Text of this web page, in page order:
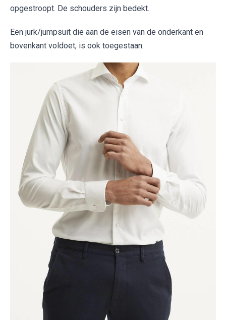
opgestroopt. De schouders zijn bedekt.
Een jurk/jumpsuit die aan de eisen van de onderkant en
bovenkant voldoet, is ook toegestaan.